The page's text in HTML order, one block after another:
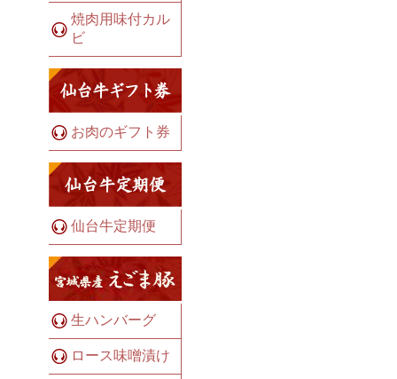
焼肉用味付カル
ビ
お肉のギフト券
仙台牛定期便
生ハンバーグ
ロース味噌漬け